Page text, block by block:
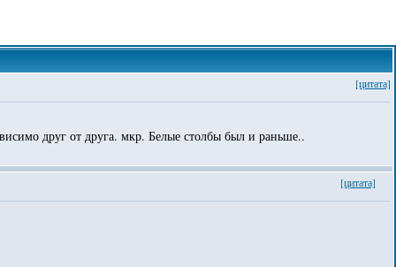
[цитата]
друг от друга. мкр. Белые столбы был и раньше..
[цитата]